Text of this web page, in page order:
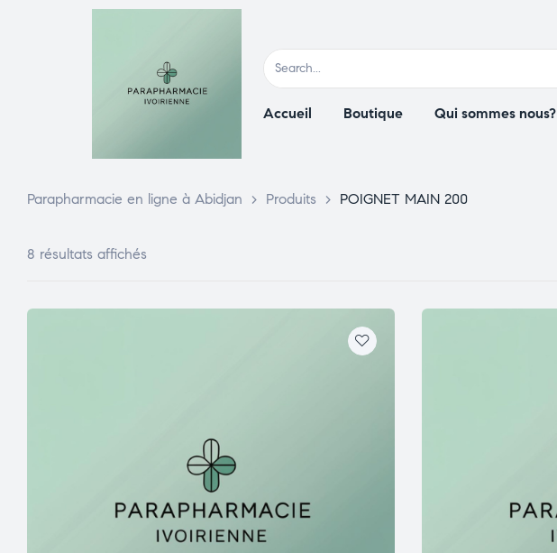
Accueil Boutique Qui sommes nous?
Parapharmacie en ligne à Abidjan > Produits > POIGNET MAIN 200
8 résultats affichés